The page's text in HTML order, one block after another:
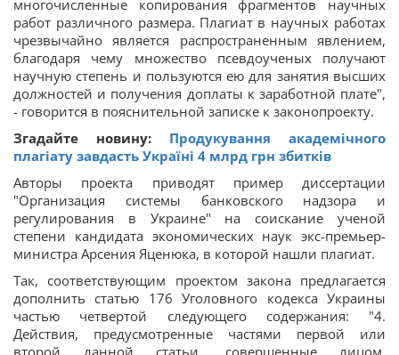
многочисленные копирования фрагментов научных
работ различного размера. Плагиат в научных работах
чрезвычайно является распространенным явлением,
благодаря чему множество псевдоученых получают
научную степень и пользуются ею для занятия высших
должностей и получения доплаты к заработной плате",
- говорится в пояснительной записке к законопроекту.
Згадайте новину: Продукування академічного
плагіату завдасть Україні 4 млрд грн збитків
Авторы проекта приводят пример диссертации
"Организация системы банковского надзора и
регулирования в Украине" на соискание ученой
степени кандидата экономических наук экс-премьер-
министра Арсения Яценюка, в которой нашли плагиат.
Так, соответствующим проектом закона предлагается
дополнить статью 176 Уголовного кодекса Украины
частью четвертой следующего содержания: "4.
Действия, предусмотренные частями первой или
второй данной статьи, совершенные лицом,